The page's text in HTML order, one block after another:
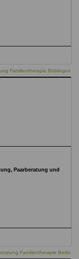
Familientherapie Böblingen
Paarberatung und
Familientherapie Berlin